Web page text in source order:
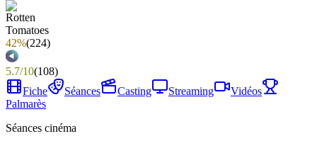
42%(224)
5.7/10(108)
Fiche
Séances Casting Streaming
Vidéos
Palmarès
Séances cinéma